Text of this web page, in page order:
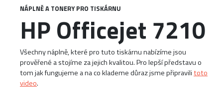
NÁPLNĚ A TONERY PRO TISKÁRNU
HP Officejet 7210
Všechny náplně, které pro tuto tiskárnu nabízíme jsou
prověřené a stojíme za jejich kvalitou. Pro lepší představu o
tom jak fungujeme a na co klademe důraz jsme připravilitoto
video.